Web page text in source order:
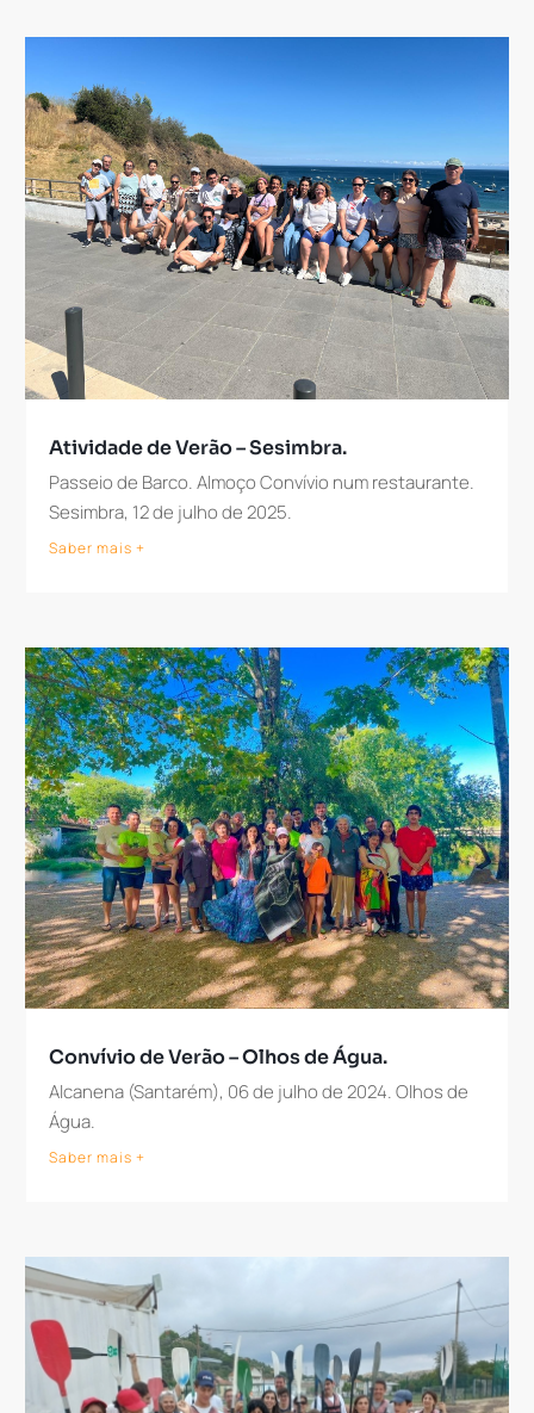
Atividade de Verão – Sesimbra.
Passeio de Barco. Almoço Convívio num restaurante.
Sesimbra, 12 de julho de 2025.
Saber mais +
Convívio de Verão – Olhos de Água.
Alcanena (Santarém), 06 de julho de 2024. Olhos de
Água.
Saber mais +